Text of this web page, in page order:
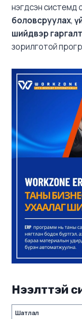
нэгдсэн системд
боловсруулах,
шийдвэр
зорилготой
Нээлттэй
Шатлал